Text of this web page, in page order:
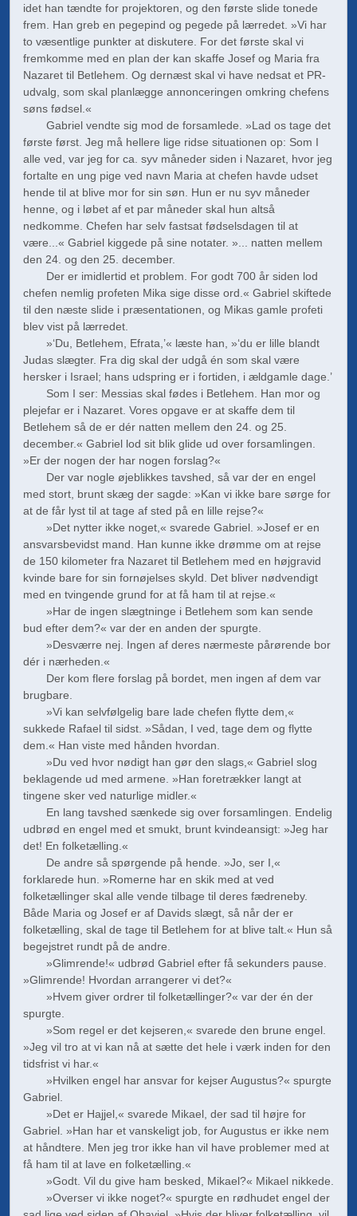
idet han tændte for projektoren, og den første slide tonede
frem. Han greb en pegepind og pegede på lærredet. »Vi har
to væsentlige punkter at diskutere. For det første skal vi
fremkomme med en plan der kan skaffe Josef og Maria fra
Nazaret til Betlehem. Og dernæst skal vi have nedsat et PR-
udvalg, som skal planlægge annonceringen omkring chefens
søns fødsel.«
Gabriel vendte sig mod de forsamlede. »Lad os tage det
første først. Jeg må hellere lige ridse situationen op: Som I
alle ved, var jeg for ca. syv måneder siden i Nazaret, hvor jeg
fortalte en ung pige ved navn Maria at chefen havde udset
hende til at blive mor for sin søn. Hun er nu syv måneder
henne, og i løbet af et par måneder skal hun altså
nedkomme. Chefen har selv fastsat fødselsdagen til at
være...« Gabriel kiggede på sine notater. »... natten mellem
den 24. og den 25. december.
Der er imidlertid et problem. For godt 700 år siden lod
chefen nemlig profeten Mika sige disse ord.« Gabriel skiftede
til den næste slide i præsentationen, og Mikas gamle profeti
blev vist på lærredet.
»‘Du, Betlehem, Efrata,’« læste han, »‘du er lille blandt
Judas slægter. Fra dig skal der udgå én som skal være
hersker i Israel; hans udspring er i fortiden, i ældgamle dage.’
Som I ser: Messias skal fødes i Betlehem. Han mor og
plejefar er i Nazaret. Vores opgave er at skaffe dem til
Betlehem så de er dér natten mellem den 24. og 25.
december.« Gabriel lod sit blik glide ud over forsamlingen.
»Er der nogen der har nogen forslag?«
Der var nogle øjeblikkes tavshed, så var der en engel
med stort, brunt skæg der sagde: »Kan vi ikke bare sørge for
at de får lyst til at tage af sted på en lille rejse?«
»Det nytter ikke noget,« svarede Gabriel. »Josef er en
ansvarsbevidst mand. Han kunne ikke drømme om at rejse
de 150 kilometer fra Nazaret til Betlehem med en højgravid
kvinde bare for sin fornøjelses skyld. Det bliver nødvendigt
med en tvingende grund for at få ham til at rejse.«
»Har de ingen slægtninge i Betlehem som kan sende
bud efter dem?« var der en anden der spurgte.
»Desværre nej. Ingen af deres nærmeste pårørende bor
dér i nærheden.«
Der kom flere forslag på bordet, men ingen af dem var
brugbare.
»Vi kan selvfølgelig bare lade chefen flytte dem,«
sukkede Rafael til sidst. »Sådan, I ved, tage dem og flytte
dem.« Han viste med hånden hvordan.
»Du ved hvor nødigt han gør den slags,« Gabriel slog
beklagende ud med armene. »Han foretrækker langt at
tingene sker ved naturlige midler.«
En lang tavshed sænkede sig over forsamlingen. Endelig
udbrød en engel med et smukt, brunt kvindeansigt: »Jeg har
det! En folketælling.«
De andre så spørgende på hende. »Jo, ser I,«
forklarede hun. »Romerne har en skik med at ved
folketællinger skal alle vende tilbage til deres fædreneby.
Både Maria og Josef er af Davids slægt, så når der er
folketælling, skal de tage til Betlehem for at blive talt.« Hun så
begejstret rundt på de andre.
»Glimrende!« udbrød Gabriel efter få sekunders pause.
»Glimrende! Hvordan arrangerer vi det?«
»Hvem giver ordrer til folketællinger?« var der én der
spurgte.
»Som regel er det kejseren,« svarede den brune engel.
»Jeg vil tro at vi kan nå at sætte det hele i værk inden for den
tidsfrist vi har.«
»Hvilken engel har ansvar for kejser Augustus?« spurgte
Gabriel.
»Det er Hajjel,« svarede Mikael, der sad til højre for
Gabriel. »Han har et vanskeligt job, for Augustus er ikke nem
at håndtere. Men jeg tror ikke han vil have problemer med at
få ham til at lave en folketælling.«
»Godt. Vil du give ham besked, Mikael?« Mikael nikkede.
»Overser vi ikke noget?« spurgte en rødhudet engel der